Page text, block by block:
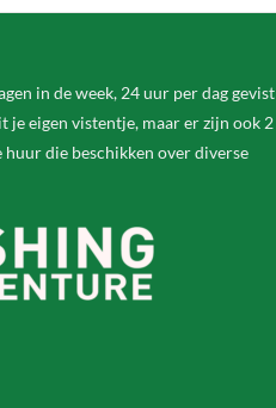
in de week, 24 uur per dag gevist
je eigen vistentje, maar er zijn ook 2
die beschikken over diverse